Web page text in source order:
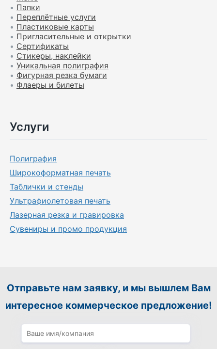
• Папки
• Переплётные услуги
• Пластиковые карты
• Пригласительные и открытки
• Сертификаты
• Стикеры, наклейки
• Уникальная полиграфия
• Фигурная резка бумаги
• Флаеры и билеты
Услуги
Полиграфия
Широкоформатная печать
Таблички и стенды
Ультрафиолетовая печать
Лазерная резка и гравировка
Сувениры и промо продукция
Отправьте нам заявку, и мы вышлем Вам
интересное коммерческое предложение!